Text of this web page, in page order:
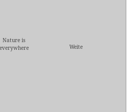
Nature is
everywhere
Weite